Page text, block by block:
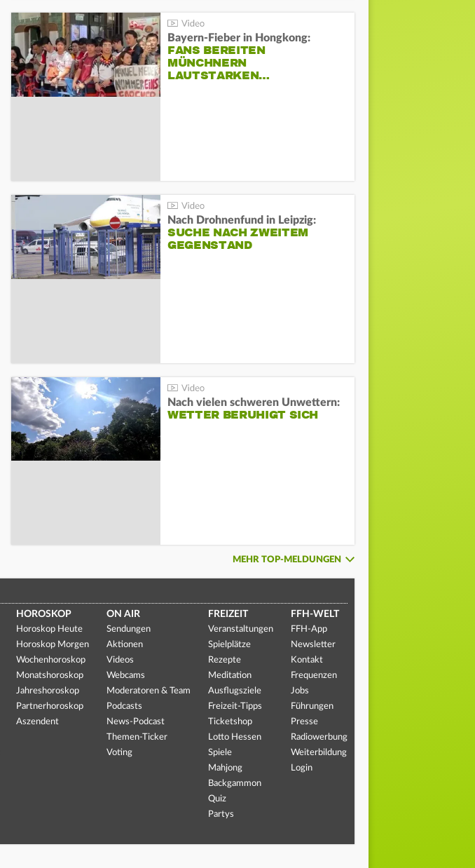
Bayern-Fieber in Hongkong:
FANS BEREITEN
MÜNCHNERN
LAUTSTARKEN…
Nach Drohnenfund in Leipzig:
SUCHE NACH ZWEITEM
GEGENSTAND
Nach vielen schweren Unwettern:
WETTER BERUHIGT SICH
MEHR TOP-MELDUNGEN
HOROSKOP
Horoskop Heute
Horoskop Morgen
Wochenhoroskop
Monatshoroskop
Jahreshoroskop
Partnerhoroskop
Aszendent
ON AIR
Sendungen
Aktionen
Videos
Webcams
Moderatoren & Team
Podcasts
News-Podcast
Themen-Ticker
Voting
FREIZEIT
Veranstaltungen
Spielplätze
Rezepte
Meditation
Ausflugsziele
Freizeit-Tipps
Ticketshop
Lotto Hessen
Spiele
Mahjong
Backgammon
Quiz
Partys
FFH-WELT
FFH-App
Newsletter
Kontakt
Frequenzen
Jobs
Führungen
Presse
Radiowerbung
Weiterbildung
Login